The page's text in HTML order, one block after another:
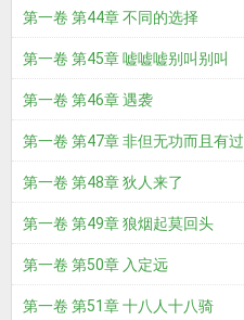
第一卷 第44章 不同的选择
第一卷 第45章 嘘嘘嘘别叫别叫
第一卷 第46章 遇袭
第一卷 第47章 非但无功而且有过
第一卷 第48章 狄人来了
第一卷 第49章 狼烟起莫回头
第一卷 第50章 入定远
第一卷 第51章 十八人十八骑